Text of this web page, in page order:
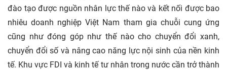
đào tạo được nguồn nhân lực thế nào và kết nối được bao
nhiêu doanh nghiệp Việt Nam tham gia chuỗi cung ứng
cũng như đóng góp như thế nào cho chuyển đổi xanh,
chuyển đổi số và nâng cao năng lực nội sinh của nền kinh
tế. Khu vực FDI và kinh tế tư nhân trong nước cần trở thành